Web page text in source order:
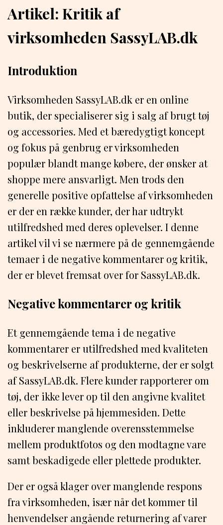
Artikel: Kritik af
virksomheden SassyLAB.dk
Introduktion
Virksomheden SassyLAB.dk er en online
butik, der specialiserer sig i salg af brugt tøj
og accessories. Med et bæredygtigt koncept
og fokus på genbrug er virksomheden
populær blandt mange købere, der ønsker at
shoppe mere ansvarligt. Men trods den
generelle positive opfattelse af virksomheden
er der en række kunder, der har udtrykt
utilfredshed med deres oplevelser. I denne
artikel vil vi se nærmere på de gennemgående
temaer i de negative kommentarer og kritik,
der er blevet fremsat over for SassyLAB.dk.
Negative kommentarer og kritik
Et gennemgående tema i de negative
kommentarer er utilfredshed med kvaliteten
og beskrivelserne af produkterne, der er solgt
af SassyLAB.dk. Flere kunder rapporterer om
tøj, der ikke lever op til den angivne kvalitet
eller beskrivelse på hjemmesiden. Dette
inkluderer manglende overensstemmelse
mellem produktfotos og den modtagne vare
samt beskadigede eller plettede produkter.
Der er også klager over manglende respons
fra virksomheden, især når det kommer til
henvendelser angående returnering af varer